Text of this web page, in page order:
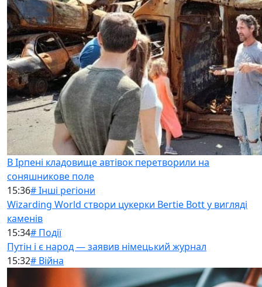
В Ірпені кладовище автівок перетворили на
соняшникове поле
15:36# Інші регіони
Wizarding World створи цукерки Bertie Bott у вигляді
каменів
15:34# Події
Путін і є народ — заявив німецький журнал
15:32# Війна